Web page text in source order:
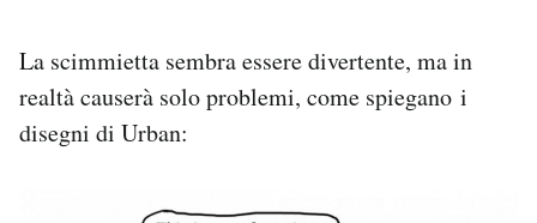
La scimmietta sembra essere divertente, ma in
realtà causerà solo problemi, come spiegano i
disegni di Urban: